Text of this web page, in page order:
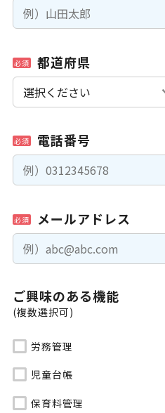
必須 都道府県
必須 電話番号
必須 メールアドレス
ご興味のある機能
(複数選択可)
労務管理
児童台帳
保育料管理